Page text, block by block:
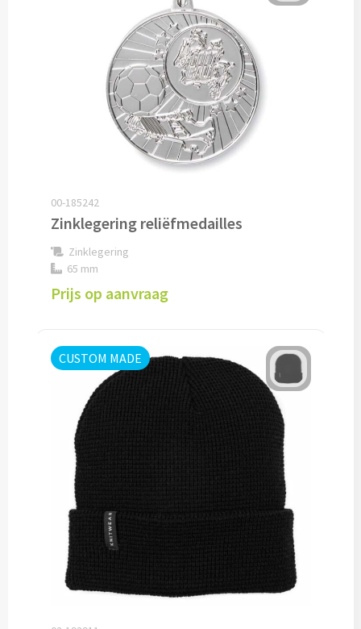
Lunchbekers bedrukken
Voedselcontainers bedrukken
Saladeboxen bedrukken
Snoepblikken bedrukken
Snoep bedrukken
Chocolade & Bonbons bedrukken
Kauwgom bedrukken
Alle snoep artikelen
Koeken & Chips
Koekjes bedrukken
Brievenbus taarten
00-185242
Zinklegering reliëfmedailles
Zinklegering
65 mm
Prijs op aanvraag
CUSTOM MADE